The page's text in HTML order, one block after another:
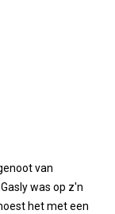
van
was op z'n
het met een